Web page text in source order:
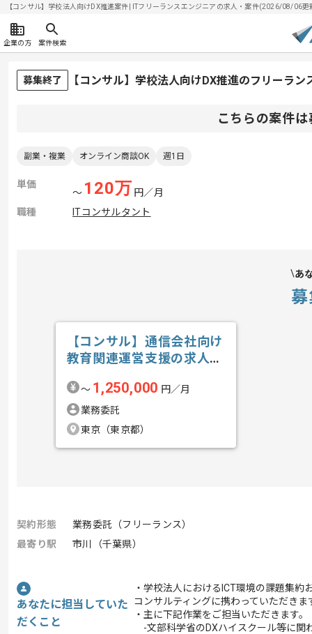
【コンサル】学校法人向けDX推進案件| ITフリーランスエンジニアの求人・案件(2026/08/06更
企業の方 案件検索
募集終了 【コンサル】学校法人向けDX推進のフリーラン
こちらの案件
副業・複業 オンライン商談OK 週1日
単価
〜 120万 円／月
職種
ITコンサルタント
あ
【コンサル】通信会社向け
教育関連運営支援の求人・
〜 1,250,000 円／月
業務委託
東京（東京都）
契約形態
業務委託（フリーランス）
最寄り駅
市川（千葉県）
あなたに担当していた
だくこと
・学校法人におけるICT環境の課題集約
コンサルティングに携わっていただきま
・主に下記作業をご担当いただきます。
-文部科学省のDXハイスクール等に関